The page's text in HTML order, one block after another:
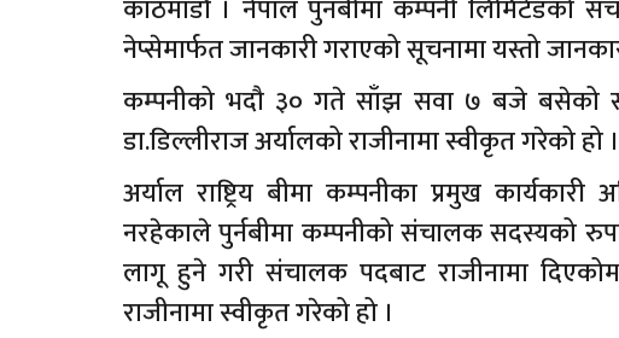
काठमाडौं । नेपाल पुनर्बीमा कम्पनी
नेप्सेमार्फत जानकारी गराएको सूचनामा यस्तो
कम्पनीको भदौ ३० गते साँझ सवा ७ बजे
डा.डिल्लीराज अर्यालको राजीनामा स्वीकृत गरेको हो ।
अर्याल राष्ट्रिय बीमा कम्पनीका प्रमुख
नरहेकाले पुर्नबीमा कम्पनीको संचालक सदस्यको
लागू हुने गरी संचालक पदबाट राजीनामा
राजीनामा स्वीकृत गरेको हो ।